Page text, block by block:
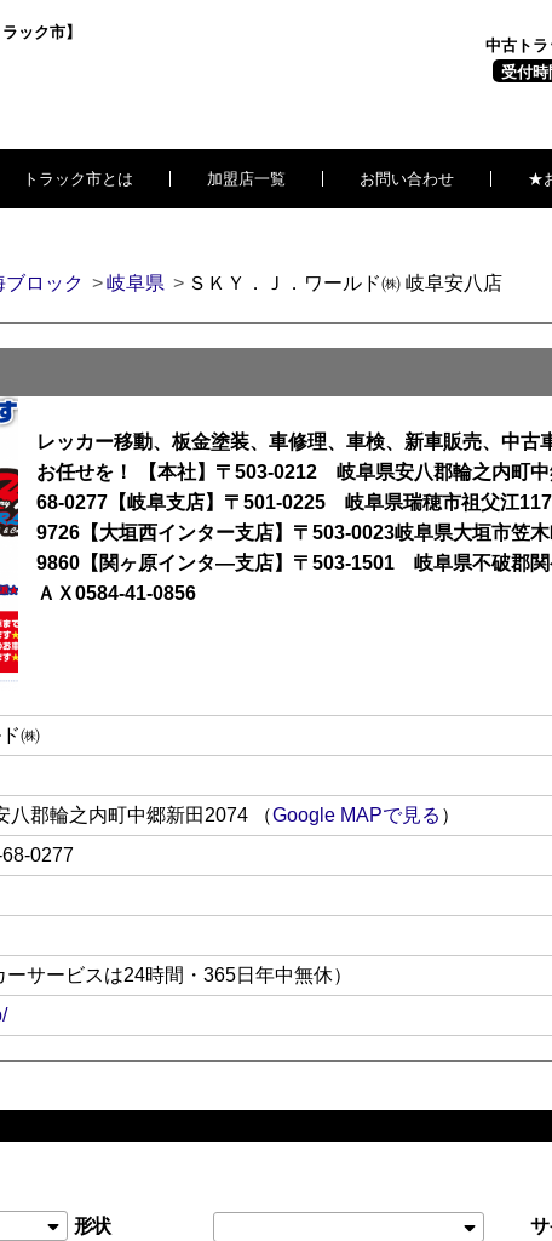
ック市】
中古ト
受付時
トラック市とは 加盟店一覧 お問い合わせ ★
ブロック 岐阜県 ＳＫＹ．Ｊ．ワールド㈱ 岐阜安八店
レッカー移動、板金塗装、車修理、車検、新車販売、中
お任せを！ 【本社】〒503-0212 岐阜県安八郡輪之内町
68-0277【岐阜支店】〒501-0225 岐阜県瑞穂市祖父江
9726【大垣西インター支店】〒503-0023岐阜県大垣市笠
9860【関ヶ原インタ―支店】〒503-1501 岐阜県不破郡
ＡＸ0584-41-0856
㈱
八郡輪之内町中郷新田2074 （Google MAPで見る ）
0277
サービスは24時間・365日年中無休）
形状